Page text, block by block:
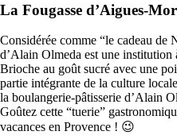
La Fougasse d’Aigues-
Considérée comme “le cadeau de
d’Alain Olmeda est une institution
Brioche au goût sucré avec une
partie intégrante de la culture
la boulangerie-pâtisserie d’Alain
Goûtez cette “tuerie”
vacances en Provence ! 😉